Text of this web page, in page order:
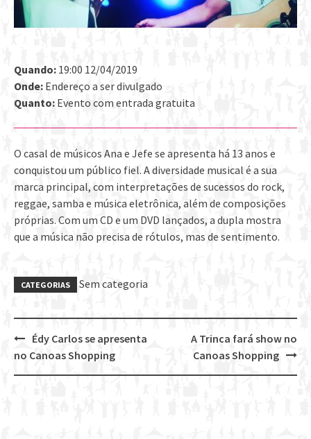
Quando: 19:00 12/04/2019
Onde: Endereço a ser divulgado
Quanto: Evento com entrada gratuita
O casal de músicos Ana e Jefe se apresenta há 13 anos e
conquistou um público fiel. A diversidade musical é a sua
marca principal, com interpretações de sucessos do rock,
reggae, samba e música eletrônica, além de composições
próprias. Com um CD e um DVD lançados, a dupla mostra
que a música não precisa de rótulos, mas de sentimento.
CATEGORIAS Sem categoria
Post
navigation
A Trinca fará show no
Canoas Shopping
Édy Carlos se apresenta
no Canoas Shopping